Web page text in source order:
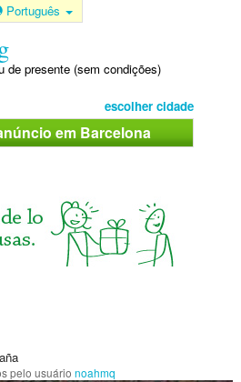
Português
de presente (sem condições)
escolher cidade
em Barcelona
pelo usuário noahmq